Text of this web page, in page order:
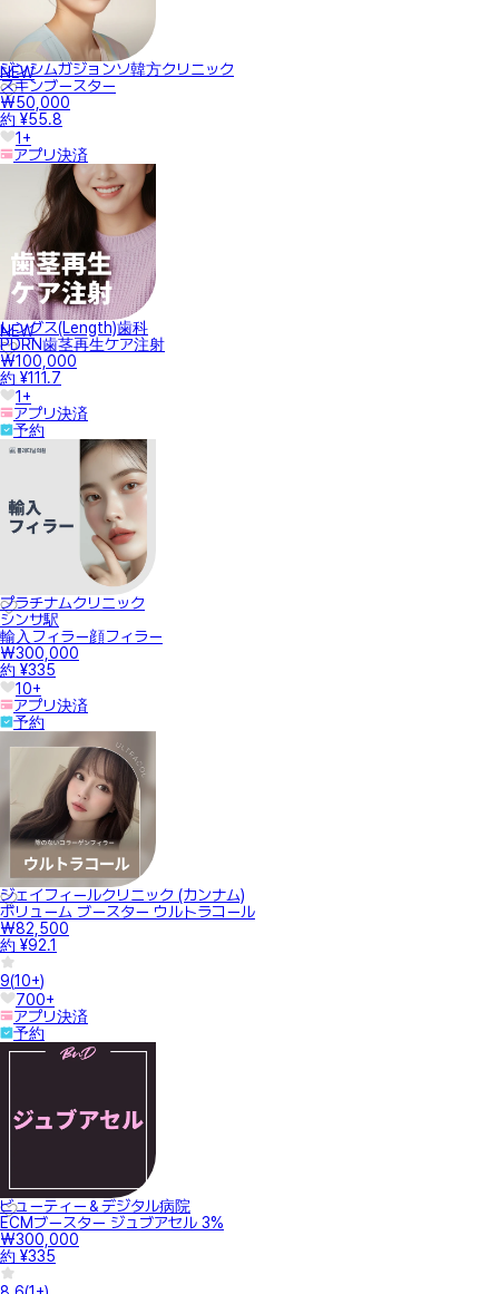
NEW
ジンシムガジョンソ韓方クリニック
スキンブースター
₩50,000
約 ¥55.8
1+
アプリ決済
NEW
レングス(Length)歯科
PDRN歯茎再生ケア注射
₩100,000
約 ¥111.7
1+
アプリ決済
予約
プラチナムクリニック
シンサ駅
輸入フィラー顔フィラー
₩300,000
約 ¥335
10+
アプリ決済
予約
ジェイフィールクリニック (カンナム)
ボリューム ブースター ウルトラコール
₩82,500
約 ¥92.1
9(10+)
700+
アプリ決済
予約
ビューティー＆デジタル病院
ECMブースター ジュブアセル 3%
₩300,000
約 ¥335